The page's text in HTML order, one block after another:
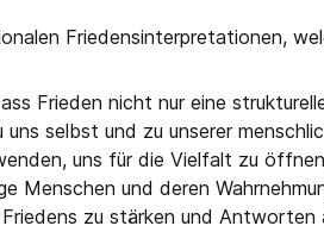
Friedensinterpretationen,
Frieden nicht nur eine
uns selbst und zu unserer
uns für die Vielfalt zu
Menschen und deren
Friedens zu stärken und